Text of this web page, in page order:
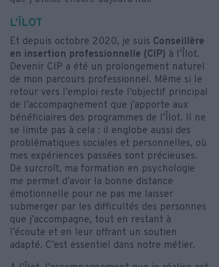
L’ÎLOT
Et depuis octobre 2020, je suis Conseillère
en insertion professionnelle (CIP) à l’Îlot.
Devenir CIP a été un prolongement naturel
de mon parcours professionnel. Même si le
retour vers l’emploi reste l’objectif principal
de l’accompagnement que j’apporte aux
bénéficiaires des programmes de l’Îlot. Il ne
se limite pas à cela : il englobe aussi des
problématiques sociales et personnelles, où
mes expériences passées sont précieuses.
De surcroît, ma formation en psychologie
me permet d’avoir la bonne distance
émotionnelle pour ne pas me laisser
submerger par les difficultés des personnes
que j’accompagne, tout en restant à
l’écoute et en leur offrant un soutien
adapté. C’est essentiel dans notre métier.